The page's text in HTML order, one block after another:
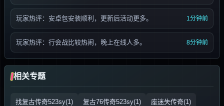
玩家热评：安卓包安装顺利，更新后活动更多。 1分钟前
玩家热评：行会战比较热闹，晚上在线人多。 8分钟前
相关专题
找复古传奇523sy(1) 复古76传奇523sy(1) 座迷失传奇(1)